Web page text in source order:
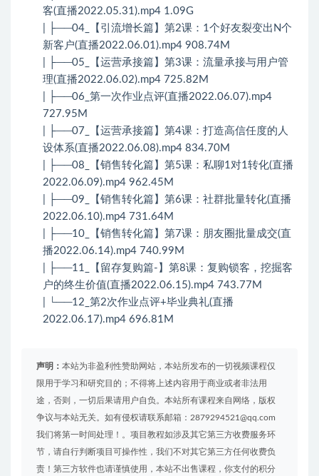
客(直播2022.05.31).mp4 1.09G
| ├──04_【引流增长篇】第2课：1个好友裂变出N个
新客户(直播2022.06.01).mp4 908.74M
| ├──05_【运营承接篇】第3课：流量承接与用户管
理(直播2022.06.02).mp4 725.82M
| ├──06_第一次作业点评(直播2022.06.07).mp4
727.95M
| ├──07_【运营承接篇】第4课：打造高信任度的人
设体系(直播2022.06.08).mp4 834.70M
| ├──08_【销售转化篇】第5课：私聊1对1转化(直播
2022.06.09).mp4 962.45M
| ├──09_【销售转化篇】第6课：社群批量转化(直播
2022.06.10).mp4 731.64M
| ├──10_【销售转化篇】第7课：朋友圈批量成交(直
播2022.06.14).mp4 740.99M
| ├──11_【留存复购篇-】第8课：复购锁客，挖掘客
户的终生价值(直播2022.06.15).mp4 743.77M
| └──12_第2次作业点评+毕业典礼(直播
2022.06.17).mp4 696.81M
声明： 本站为非盈利性赞助网站，本站所发布的一切视频课程仅
限用于学习和研究目的；不得将上述内容用于商业或者非法用
途，否则，一切后果请用户自负。本站所有课程来自网络，版权
争议与本站无关。如有侵权请联系邮箱：2879294521@qq.com
我们将第一时间处理！。项目教程如涉及其它第三方收费服务环
节，请自行判断项目可操作性，我们不对其它第三方任何收费负
责！第三方软件也请谨慎使用，本站不出售课程，你支付的积分